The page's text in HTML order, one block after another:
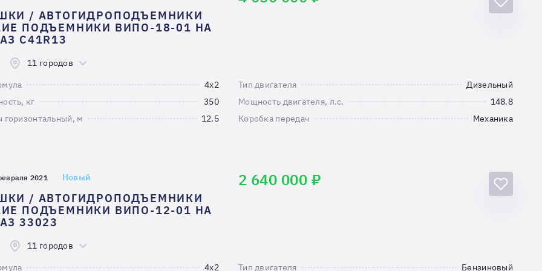
/ АВТОГИДРОПОДЪЕМНИКИ
ПОДЪЕМНИКИ ВИПО-18-01 НА
C41R13
11 городов
4х2 Тип двигателя
Дизельный
кг
350 Мощность двигателя, л.с.
148.8
горизонтальный, м
12.5 Коробка передач Механика
2021 Новый
/ АВТОГИДРОПОДЪЕМНИКИ
ПОДЪЕМНИКИ ВИПО-12-01 НА
33023
2 640 000 ₽
11 городов
4х2 Тип двигателя Бензиновый